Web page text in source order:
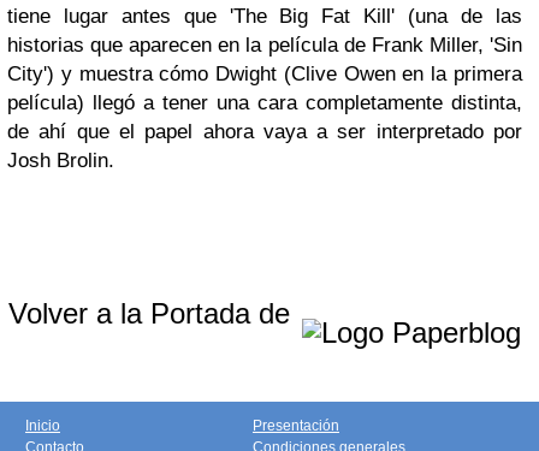
tiene lugar antes que 'The Big Fat Kill' (una de las
historias que aparecen en la película de Frank Miller, 'Sin
City') y muestra cómo Dwight (Clive Owen en la primera
película) llegó a tener una cara completamente distinta,
de ahí que el papel ahora vaya a ser interpretado por
Josh Brolin.
Volver a la Portada de
Inicio
Contacto
Presentación
Condiciones generales